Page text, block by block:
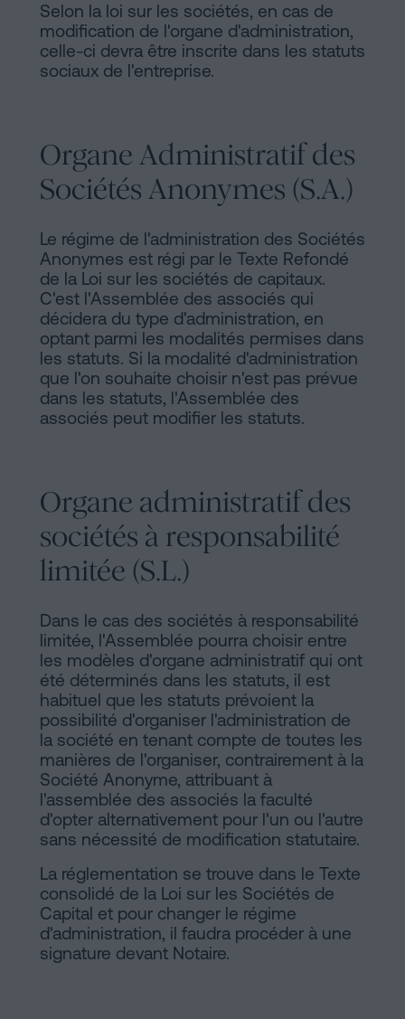
Selon la loi sur les sociétés, en cas de
modification de l'organe d'administration,
celle-ci devra être inscrite dans les statuts
sociaux de l'entreprise.
Organe Administratif des
Sociétés Anonymes (S.A.)
Le régime de l'administration des Sociétés
Anonymes est régi par le Texte Refondé
de la Loi sur les sociétés de capitaux.
C'est l'Assemblée des associés qui
décidera du type d'administration, en
optant parmi les modalités permises dans
les statuts. Si la modalité d'administration
que l'on souhaite choisir n'est pas prévue
dans les statuts, l'Assemblée des
associés peut modifier les statuts.
Organe administratif des
sociétés à responsabilité
limitée (S.L.)
Dans le cas des sociétés à responsabilité
limitée, l'Assemblée pourra choisir entre
les modèles d'organe administratif qui ont
été déterminés dans les statuts, il est
habituel que les statuts prévoient la
possibilité d'organiser l'administration de
la société en tenant compte de toutes les
manières de l'organiser, contrairement à la
Société Anonyme, attribuant à
l'assemblée des associés la faculté
d'opter alternativement pour l'un ou l'autre
sans nécessité de modification statutaire.
La réglementation se trouve dans le Texte
consolidé de la Loi sur les Sociétés de
Capital et pour changer le régime
d'administration, il faudra procéder à une
signature devant Notaire.